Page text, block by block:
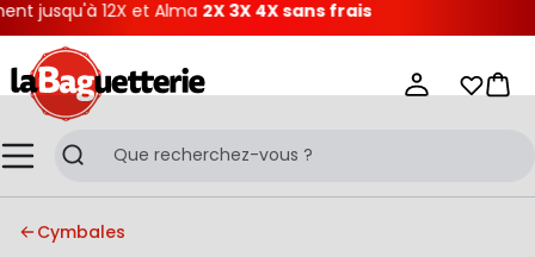
12X et Alma2X 3X 4X sans frais
MenuRecherche
Mes
Cymbales